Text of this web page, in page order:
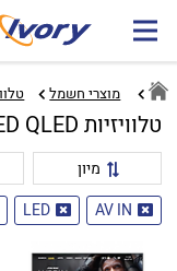
מוצרי חשמל
טלוויזיות AV IN LED QLED
מיון
AV IN
LED